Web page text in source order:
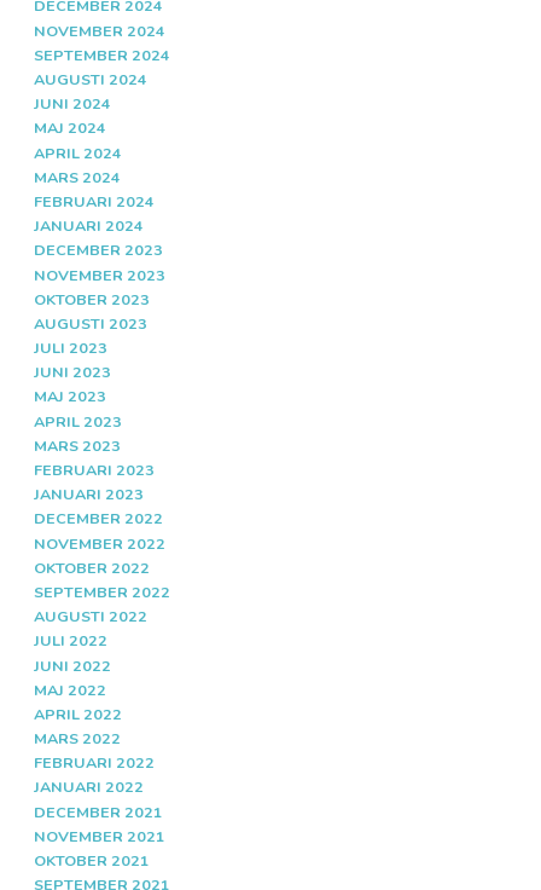
DECEMBER 2024
NOVEMBER 2024
SEPTEMBER 2024
AUGUSTI 2024
JUNI 2024
MAJ 2024
APRIL 2024
MARS 2024
FEBRUARI 2024
JANUARI 2024
DECEMBER 2023
NOVEMBER 2023
OKTOBER 2023
AUGUSTI 2023
JULI 2023
JUNI 2023
MAJ 2023
APRIL 2023
MARS 2023
FEBRUARI 2023
JANUARI 2023
DECEMBER 2022
NOVEMBER 2022
OKTOBER 2022
SEPTEMBER 2022
AUGUSTI 2022
JULI 2022
JUNI 2022
MAJ 2022
APRIL 2022
MARS 2022
FEBRUARI 2022
JANUARI 2022
DECEMBER 2021
NOVEMBER 2021
OKTOBER 2021
SEPTEMBER 2021